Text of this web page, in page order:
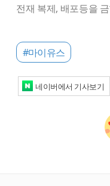
전재 복제, 배포등을
#마이유스
네이버에서 기사보기